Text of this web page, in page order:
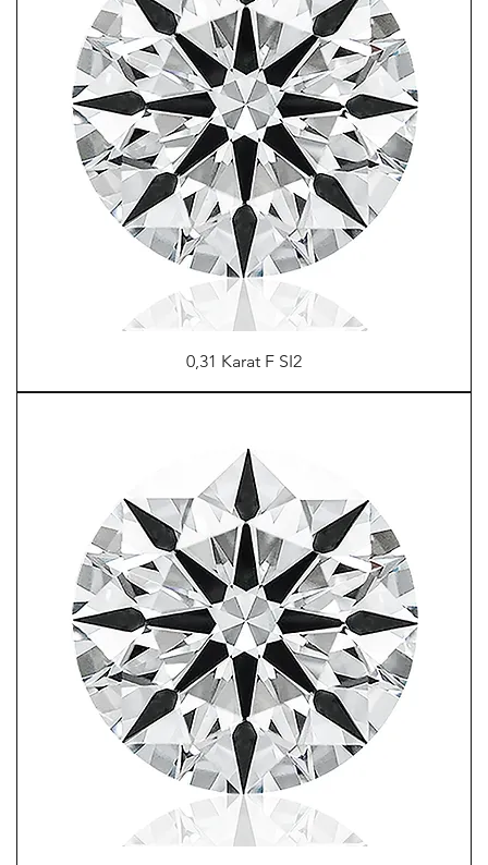
0,31 Karat F SI2